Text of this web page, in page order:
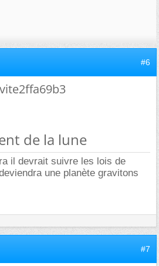
#6
de la lune
il devrait suivre les lois de
une planète gravitons
#7